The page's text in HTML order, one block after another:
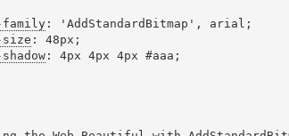
: 'AddStandardBitmap', arial;
: 48px;
: 4px 4px 4px #aaa;